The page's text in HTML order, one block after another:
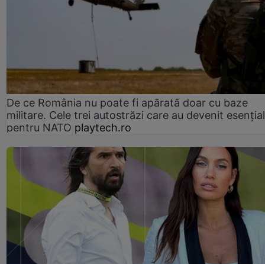
De ce România nu poate fi apărată doar cu baze
militare. Cele trei autostrăzi care au devenit
pentru NATO playtech.ro